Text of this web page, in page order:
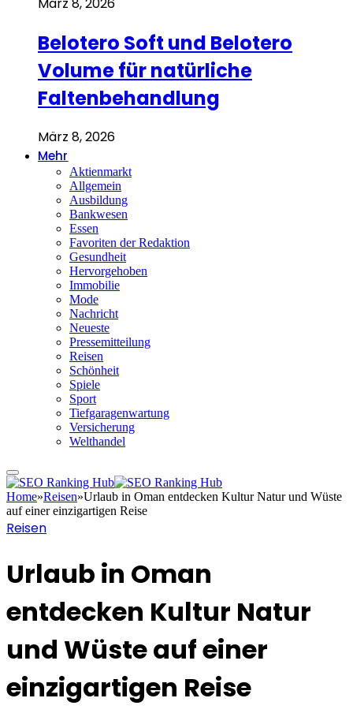
Belotero Soft und Belotero
Volume für natürliche
Faltenbehandlung
März 8, 2026
Mehr
Aktienmarkt
Allgemein
Ausbildung
Bankwesen
Essen
Favoriten der Redaktion
Gesundheit
Hervorgehoben
Immobilie
Mode
Nachricht
Neueste
Pressemitteilung
Reisen
Schönheit
Spiele
Sport
Tiefgaragenwartung
Versicherung
Welthandel
Home»Reisen»Urlaub in Oman entdecken Kultur Natur und Wüste
auf einer einzigartigen Reise
Reisen
Urlaub in Oman
entdecken Kultur Natur
und Wüste auf einer
einzigartigen Reise